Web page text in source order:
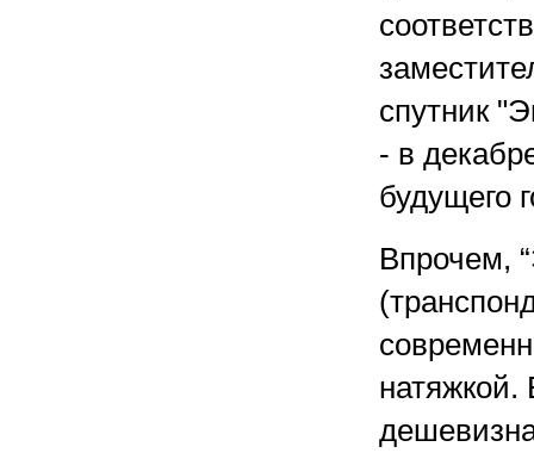
спутник
- в
будущего
Впрочем,
натяжкой.